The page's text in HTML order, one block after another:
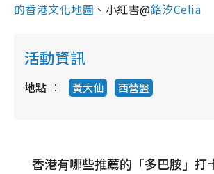
的香港文化地圖 、小紅書@銘汐Celia
活動資訊
地點 黃大仙 西營盤
香港有哪些推薦的「多巴胺」打